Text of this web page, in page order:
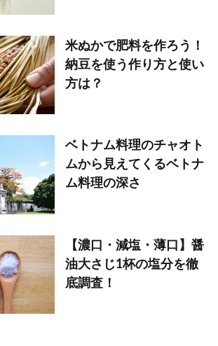
米ぬかで肥料を作ろう！
納豆を使う作り方と使い
方は？
ベトナム料理のチャオト
ムから見えてくるベトナ
ム料理の深さ
【濃口・減塩・薄口】醤
油大さじ1杯の塩分を徹
底調査！